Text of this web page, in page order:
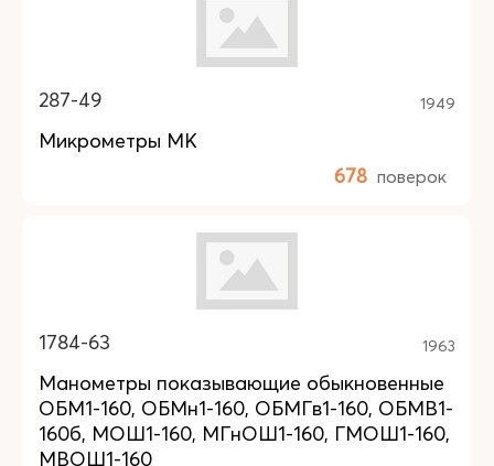
287-49 1949
Микрометры МК
678 поверок
1784-63 1963
Манометры показывающие обыкновенные
ОБМ1-160, ОБМн1-160, ОБМГв1-160, ОБМВ1-
160б, МОШ1-160, МГнОШ1-160, ГМОШ1-160,
МВОШ1-160